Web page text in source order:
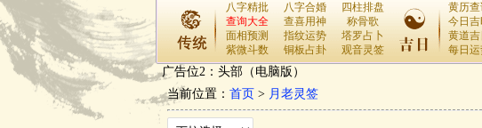
八字精批 八字合婚
四柱排盘
查询大全
查喜用神
称骨歌
面相预测
指纹运势
塔罗占卜
紫微斗数
铜板占卦 观音灵签
黄历查
今日
黄道吉
每日
广告位2：头部（电脑版）
当前位置： 首页 > 月老灵签